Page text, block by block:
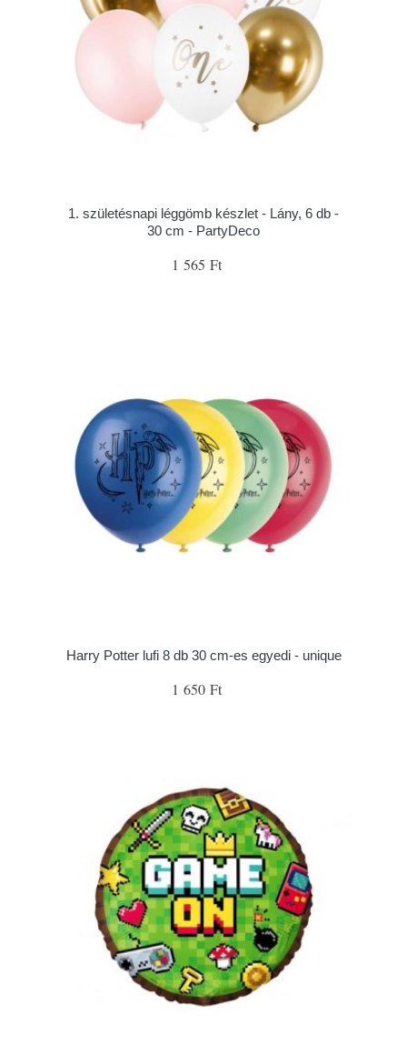
1. születésnapi léggömb készlet - Lány, 6 db -
30 cm - PartyDeco
1 565 Ft
Harry Potter lufi 8 db 30 cm-es egyedi - unique
1 650 Ft